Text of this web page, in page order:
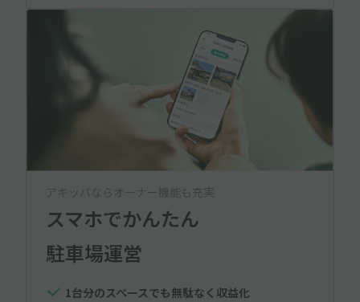
アキッパならオーナー機能も充実
スマホでかんたん
駐車場運営
1台分のスペースでも無駄なく収益化